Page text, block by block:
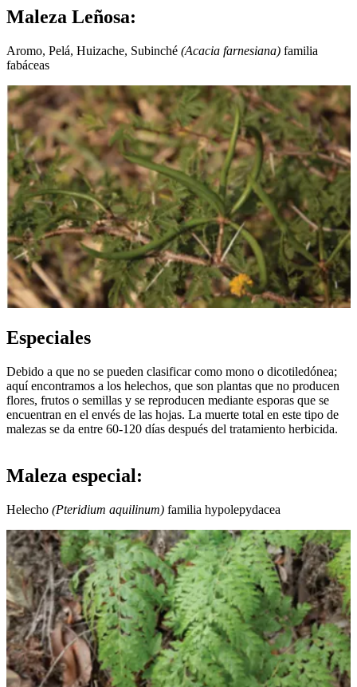
Maleza Leñosa:
Aromo, Pelá, Huizache, Subinché (Acacia farnesiana) familia
fabáceas
Especiales
Debido a que no se pueden clasificar como mono o dicotiledónea;
aquí encontramos a los helechos, que son plantas que no producen
flores, frutos o semillas y se reproducen mediante esporas que se
encuentran en el envés de las hojas. La muerte total en este tipo de
malezas se da entre 60-120 días después del tratamiento herbicida.
Maleza especial:
Helecho (Pteridium aquilinum) familia hypolepydacea